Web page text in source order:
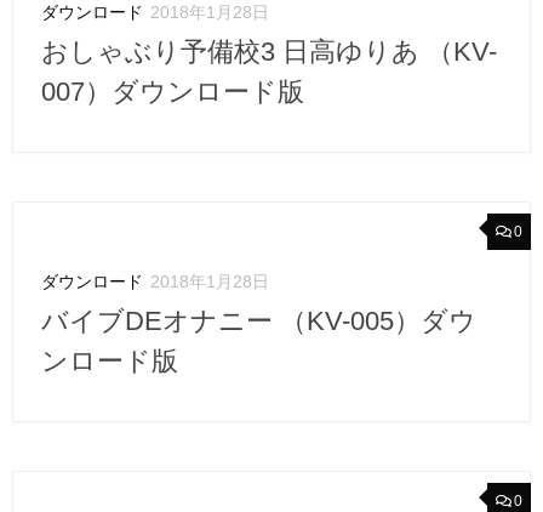
ダウンロード 2018年1月28日
おしゃぶり予備校3 日高ゆりあ （KV-
007）ダウンロード版
0
ダウンロード 2018年1月28日
バイブDEオナニー （KV-005）ダウ
ンロード版
0